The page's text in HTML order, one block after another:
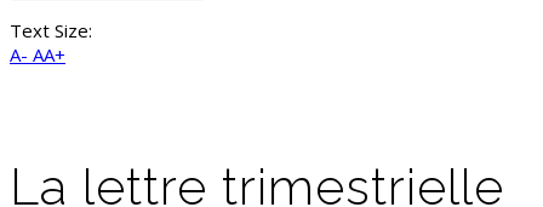
Text Size:
A- AA+
La lettre trimestrielle